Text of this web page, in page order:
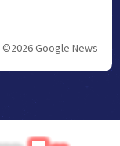
©2026 Google News